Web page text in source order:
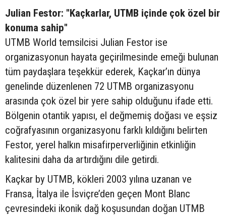
Julian Festor: "Kaçkarlar, UTMB içinde çok özel bir
konuma sahip"
UTMB World temsilcisi Julian Festor ise
organizasyonun hayata geçirilmesinde emeği bulunan
tüm paydaşlara teşekkür ederek, Kaçkar’ın dünya
genelinde düzenlenen 72 UTMB organizasyonu
arasında çok özel bir yere sahip olduğunu ifade etti.
Bölgenin otantik yapısı, el değmemiş doğası ve eşsiz
coğrafyasının organizasyonu farklı kıldığını belirten
Festor, yerel halkın misafirperverliğinin etkinliğin
kalitesini daha da artırdığını dile getirdi.
Kaçkar by UTMB, kökleri 2003 yılına uzanan ve
Fransa, İtalya ile İsviçre’den geçen Mont Blanc
çevresindeki ikonik dağ koşusundan doğan UTMB